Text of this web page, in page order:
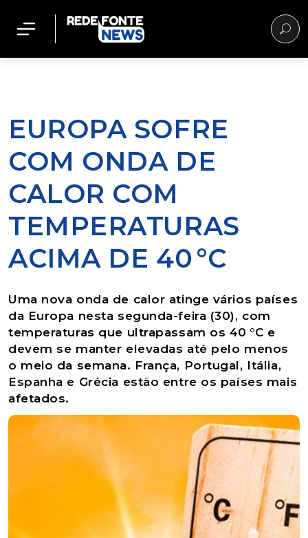
EUROPA SOFRE
COM ONDA DE
CALOR COM
TEMPERATURAS
ACIMA DE 40 °C
Uma nova onda de calor atinge vários países
da Europa nesta segunda-feira (30), com
temperaturas que ultrapassam os 40 °C e
devem se manter elevadas até pelo menos
o meio da semana. França, Portugal, Itália,
Espanha e Grécia estão entre os países mais
afetados.